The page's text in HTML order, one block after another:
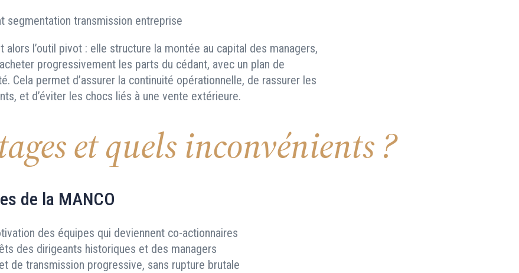
alors l’outil pivot : elle structure la montée au capital des managers,
progressivement les parts du cédant, avec un plan de
Cela permet d’assurer la continuité opérationnelle, de rassurer les
et d’éviter les chocs liés à une vente extérieure.
et quels inconvénients ?
de la MANCO
des équipes qui deviennent co-actionnaires
des dirigeants historiques et des managers
de transmission progressive, sans rupture brutale